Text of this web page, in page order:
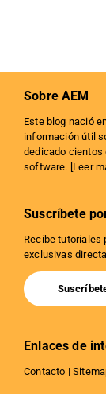
Sobre AEM
Este blog nació
información útil
dedicado cientos
software. [Leer
Suscríbete
Recibe tutoriales
exclusivas
Enlaces de
Contacto |